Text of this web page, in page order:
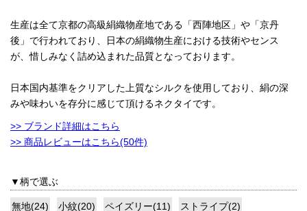
生産は全て京都の高級絹織物産地である「西陣地区」や「京丹
後」で行われており、日本の絹織物生産における技術やセンス
が、惜しみなく詰め込まれた品質となっております。
日本国内基準をクリアした上質なシルクを使用しており、絹の深
みや味わいを存分に感じて頂けるネクタイです。
>> ブランド詳細はこちら
>> 商品レビューはこちら(50件)
▼柄で選ぶ
無地(24) 小紋(20) ペイズリー(11) ストライプ(2)